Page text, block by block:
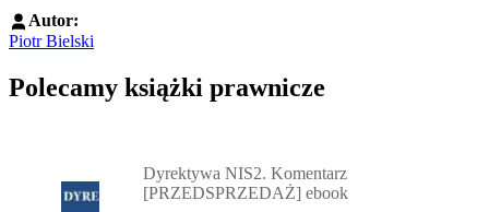
Autor:
Piotr Bielski
Polecamy książki prawnicze
Dyrektywa NIS2. Komentarz
[PRZEDSPRZEDAŻ] ebook